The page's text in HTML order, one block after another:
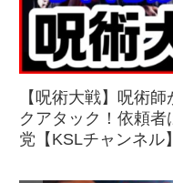
【呪術大戦】呪術
クアタック！依頼
党【KSLチャンネル】